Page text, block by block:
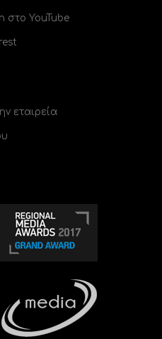
στο YouTube
εταιρεία